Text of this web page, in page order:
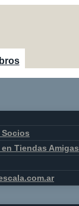
Tiendas Amigas